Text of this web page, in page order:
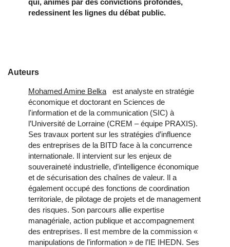
qui, animés par des convictions profondes,
redessinent les lignes du débat public.
Auteurs
Mohamed Amine Belka est analyste en stratégie
économique et doctorant en Sciences de
l'information et de la communication (SIC) à
l’Université de Lorraine (CREM – équipe PRAXIS).
Ses travaux portent sur les stratégies d’influence
des entreprises de la BITD face à la concurrence
internationale. Il intervient sur les enjeux de
souveraineté industrielle, d’intelligence économique
et de sécurisation des chaînes de valeur. Il a
également occupé des fonctions de coordination
territoriale, de pilotage de projets et de management
des risques. Son parcours allie expertise
managériale, action publique et accompagnement
des entreprises. Il est membre de la commission «
manipulations de l’information » de l’IE IHEDN. Ses